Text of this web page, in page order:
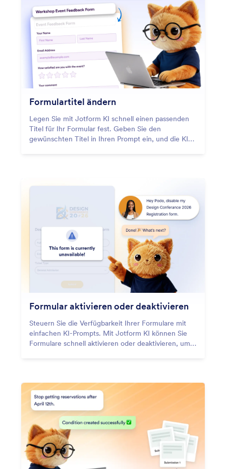
Formulartitel ändern
Legen Sie mit Jotform KI schnell einen passenden
Titel für Ihr Formular fest. Geben Sie den
gewünschten Titel in Ihren Prompt ein, und die KI
Formular aktivieren oder deaktivieren
Steuern Sie die Verfügbarkeit Ihrer Formulare mit
einfachen KI-Prompts. Mit Jotform KI können Sie
Formulare schnell aktivieren oder deaktivieren, um